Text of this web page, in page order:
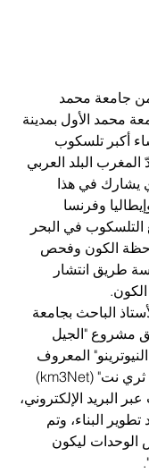
جامعة محمد
محمد الأول بمدينة
أكبر تلسكوب
البلد العربي
يشارك في هذا
وفرنسا
التلسكوب في البحر
الكون وفحص
طريق انتشار
الباحث بجامعة
مشروع "الجيل
المعروف
اختصارا باسم "كيه إم ثري نت" (km3Net)
البريد الإلكتروني،
البناء، وتم
الوحدات ليكون